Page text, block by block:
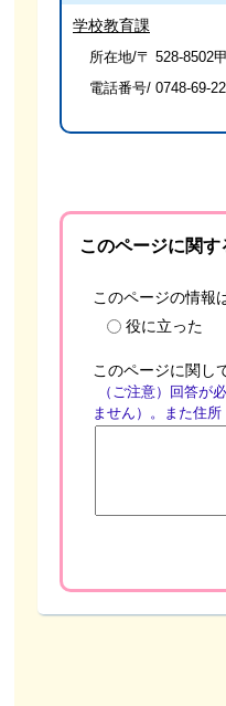
学校教育課
所在地/〒 528-8502
電話番号/ 0748-69-
このページに関す
このページの情報
役に立った
このページに関し
（ご注意）回答が
ません）。また住